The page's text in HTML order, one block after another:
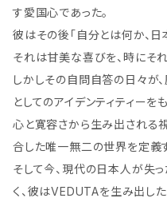
す愛国心であった。
彼はその後「自分とは何か、
それは甘美な喜びを、時にそ
しかしその自問自答の日々が
としてのアイデンティティー
心と寛容さから生み出される
合した唯一無二の世界を定義
そして今、現代の日本人が失
く、彼はVEDUTAを生み出した